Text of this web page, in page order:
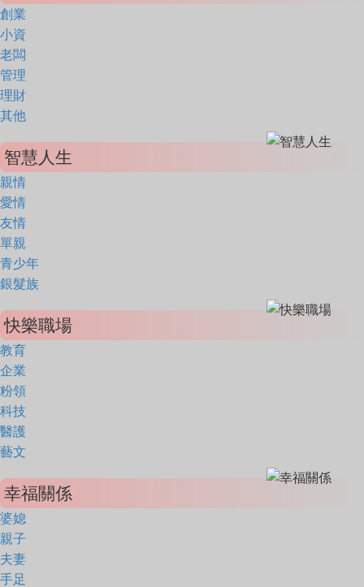
創業
小資
老闆
管理
理財
其他
智慧人生
親情
愛情
友情
單親
青少年
銀髮族
快樂職場
教育
企業
粉領
科技
醫護
藝文
幸福關係
婆媳
親子
夫妻
手足